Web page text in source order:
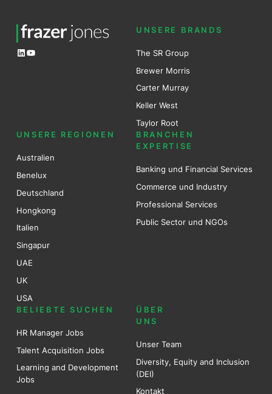
LinkedIn
YouTube
UNSERE BRANDS
The SR Group
Brewer Morris
Carter Murray
Keller West
Taylor Root
UNSERE REGIONEN
Australien
Benelux
Deutschland
Hongkong
Italien
Singapur
UAE
UK
USA
BRANCHEN
EXPERTISE
Banking und Financial Services
Commerce und Industry
Professional Services
Public Sector und NGOs
BELIEBTE SUCHEN
HR Manager Jobs
Talent Acquisition Jobs
Learning and Development
Jobs
ÜBER
UNS
Unser Team
Diversity, Equity and Inclusion
(DEI)
Kontakt